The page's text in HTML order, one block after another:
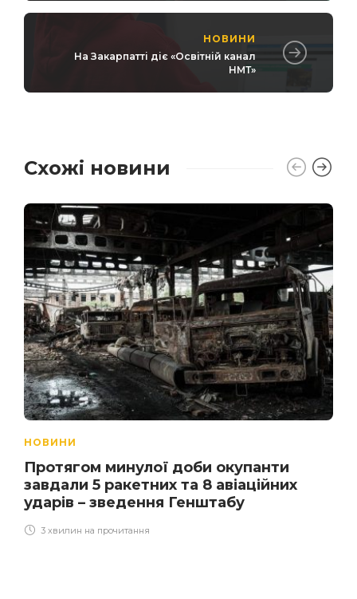
НОВИНИ
На Закарпатті діє «Освітній канал
НМТ»
Схожі новини
НОВИНИ
Протягом минулої доби окупанти
завдали 5 ракетних та 8 авіаційних
ударів – зведення Генштабу
3 хвилин на прочитання